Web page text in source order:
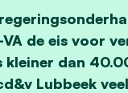
de eis voor
kleiner dan
Lubbeek